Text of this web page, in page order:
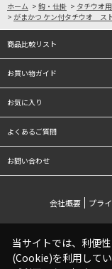
ホーム > 鈎・仕掛 > タチウオ
> がまかつ ケン付タチウオ
商品比較リスト
お買い物ガイド
お気に入り
よくあるご質問
お問い合わせ
会社概要 プラ
当サイトでは、利便
(Cookie)を利用して